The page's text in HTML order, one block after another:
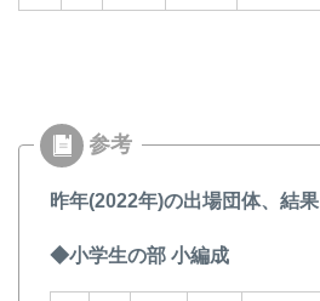
昨年(2022年)の出場団体、結果
◆小学生の部 小編成